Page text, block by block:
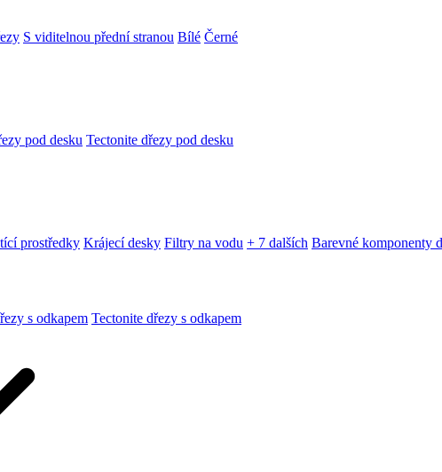
S viditelnou přední stranou Bílé Černé
pod desku Tectonite dřezy pod desku
prostředky Krájecí desky Filtry na vodu + 7 dalších Barevné komponenty
s odkapem Tectonite dřezy s odkapem